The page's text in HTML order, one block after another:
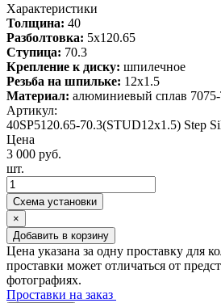
Характеристики
Толщина: 40
Разболтовка: 5x120.65
Ступица: 70.3
Крепление к диску: шпилечное
Резьба на шпильке: 12x1.5
Материал: алюминиевый сплав
Артикул:
40SP5120.65-70.3(STUD12x1.5) Step
Цена
3 000 руб.
шт.
Схема установки
×
Добавить в корзину
Цена указана за одну проставку для
проставки может отличаться от
фотографиях.
Проставки на заказ